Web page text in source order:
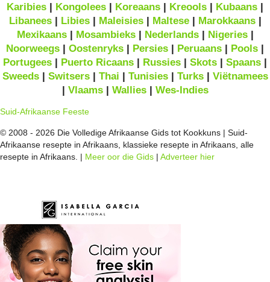
Karibies | Kongolees | Koreaans | Kreools | Kubaans |
Libanees| Libies| Maleisies| Maltese| Marokkaans|
Mexikaans| Mosambieks| Nederlands| Nigeries|
Noorweegs | Oostenryks | Persies | Peruaans | Pools |
Portugees | Puerto Ricaans | Russies | Skots | Spaans |
Sweeds| Switsers| Thai | Tunisies| Turks| Viëtnamees
| Vlaams| Wallies| Wes-Indies
Suid-Afrikaanse Feeste
© 2008 - 2026 Die Volledige Afrikaanse Gids tot Kookkuns | Suid-
Afrikaanse resepte in Afrikaans, klassieke resepte in Afrikaans, alle
resepte in Afrikaans. | Meer oor die Gids | Adverteer hier